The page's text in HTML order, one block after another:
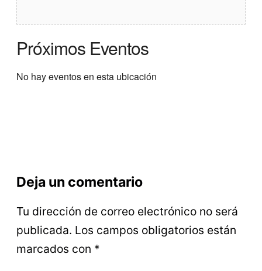
Próximos Eventos
No hay eventos en esta ubicación
Deja un comentario
Tu dirección de correo electrónico no será
publicada. Los campos obligatorios están
marcados con *